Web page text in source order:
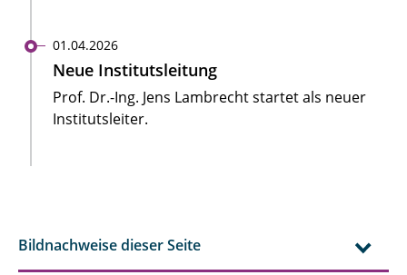
01.04.2026
Neue Institutsleitung
Prof. Dr.-Ing. Jens Lambrecht startet als neuer
Institutsleiter.
Bildnachweise dieser Seite